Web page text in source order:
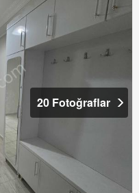
20 Fotoğraflar